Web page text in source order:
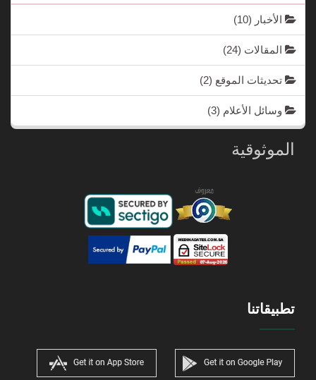
الأخبار (10)
المقالات (24)
تحديثات الموقع (2)
وسائل الأعلام (3)
الموثوقية
تطبيقاتنا